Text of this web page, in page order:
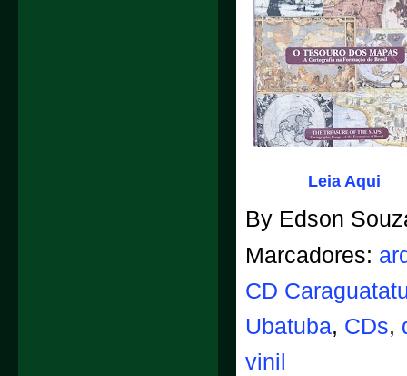
Leia Aqui
By Edson
Marcadores:
CD
Ubatuba, CDs,
vinil